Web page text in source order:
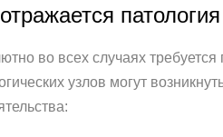
во всех случаях
узлов могут